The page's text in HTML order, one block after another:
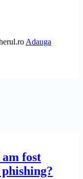
Adauga
fost